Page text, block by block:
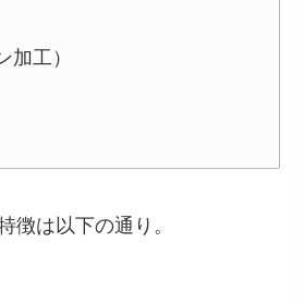
加工）
徴は以下の通り。